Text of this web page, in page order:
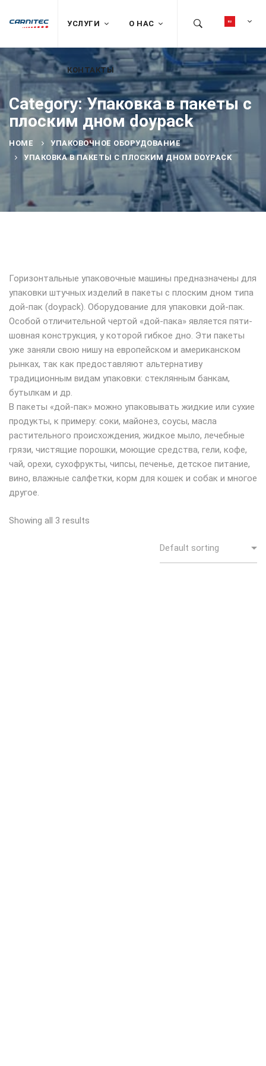
УСЛУГИ О НАС
КОНТАКТЫ
Category: Упаковка в пакеты с
плоским дном doypack
HOME
УПАКОВОЧНОЕ ОБОРУДОВАНИЕ
УПАКОВКА В ПАКЕТЫ С ПЛОСКИМ ДНОМ DOYPACK
Горизонтальные упаковочные машины предназначены для
упаковки штучных изделий в пакеты с плоским дном типа
дой-пак (doypack). Оборудование для упаковки дой-пак.
Особой отличительной чертой «дой-пака» является пяти-
шовная конструкция, у которой гибкое дно. Эти пакеты
уже заняли свою нишу на европейском и американском
рынках, так как предоставляют альтернативу
традиционным видам упаковки: стеклянным банкам,
бутылкам и др.
В пакеты «дой-пак» можно упаковывать жидкие или сухие
продукты, к примеру: соки, майонез, соусы, масла
растительного происхождения, жидкое мыло, лечебные
грязи, чистящие порошки, моющие средства, гели, кофе,
чай, орехи, сухофрукты, чипсы, печенье, детское питание,
вино, влажные салфетки, корм для кошек и собак и многое
другое.
Showing all 3 results